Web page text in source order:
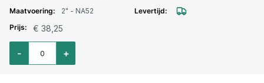
2" - NA52
€ 38,25
Aantal voor Storz lm. aansluitstuk binnendraad 2" - NA52
+
-